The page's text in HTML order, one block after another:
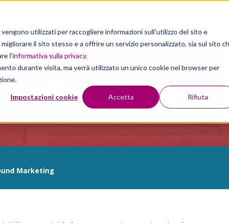
utilizzati per raccogliere informazioni sull'utilizzo del sito e
il sito stesso e a offrire un servizio personalizzato, sia sul sito
l'informativa sulla privacy.
durante visita, ma verrà utilizzato un unico cookie nel browser per
Impostazioni cookie Accetta Rifiuta
Buyer Persona
Marketing